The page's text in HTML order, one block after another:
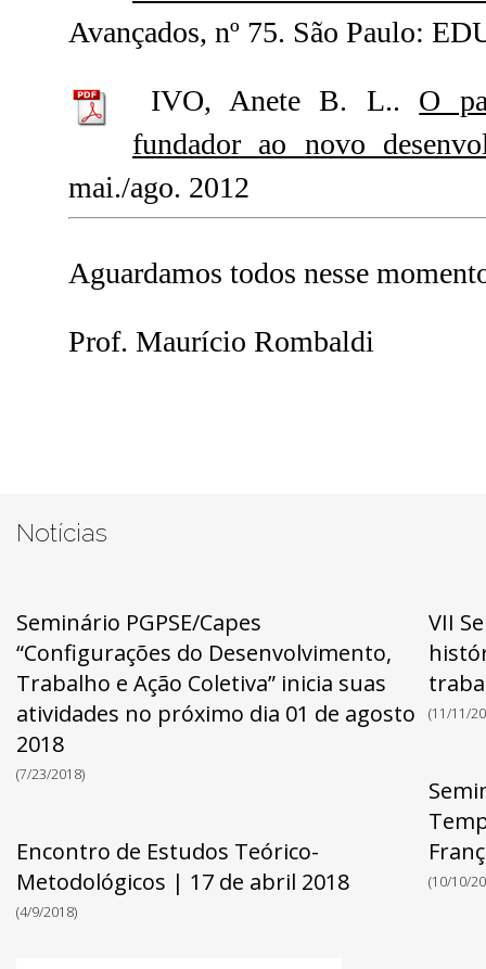
Avançados, nº 75. São Paulo:
IVO, Anete B. L.. O
fundador ao novo
mai./ago. 2012
Aguardamos todos nesse
Prof. Maurício Rombaldi
Notícias
Seminário PGPSE/Capes
“Configurações do Desenvolvimento,
Trabalho e Ação Coletiva” inicia suas
atividades no próximo dia 01 de agosto
2018
(7/23/2018)
Encontro de Estudos Teórico-
Metodológicos | 17 de abril 2018
(4/9/2018)
VII
(11/11/
(10/10/